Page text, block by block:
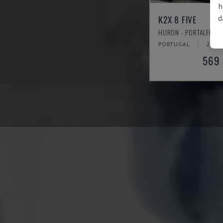
K2X 8 FIVE
HURON -
PORTUGAL 2006
569